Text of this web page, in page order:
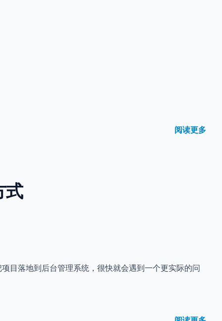
阅读更多
式
目落地到后台管理系统，很快就会遇到一个更实际的问